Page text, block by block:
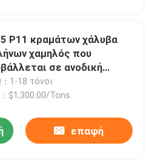
P11 κραμάτων χάλυβα
χαμηλός που
σε ανοδική
άνευ ραφής
：1-18 τόνοι
$1,300.00/Tons
επαφή